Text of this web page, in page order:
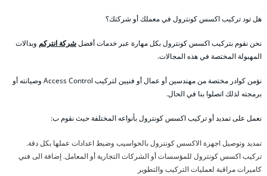
هل تود تركيب اكسس كونترول في معملك أو شركتك؟
نحن نقوم بتركيب اكسس كونترول بكل مهارة عبر خدمات أفضلشركة انتركم وبدالات
المهبولة المختصة في هذه المجالات.
نؤمن كوادر مختصة من مهندسين أو عمال أو فنيين لتركيب Access Control وصيانته أو
برمجته لذلك اتصلوا بنا في الحال.
نعمل على تمديد أو تركيب اكسس كونترول بأنواعه المختلفة حيث نقوم ب:
تمديد وتوصيل اجهزة الاكسس كونترول بالحواسيب وضبط اعدادات عملها بكل دقة.
تركيب اكسس كونترول للمؤسسات أو الشركات التجارية أو المعامل. إضافة الى فني
كاميرات مراقبة لعمليات التركيب والتطوير